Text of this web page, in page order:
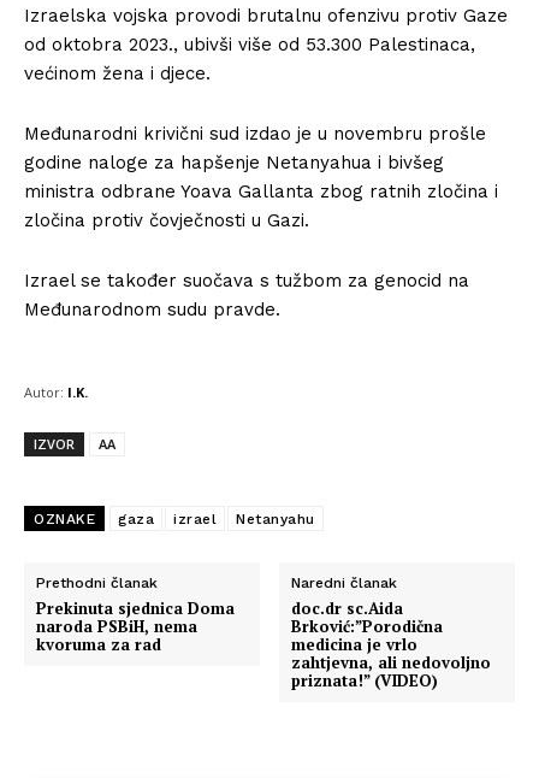
Izraelska vojska provodi brutalnu ofenzivu protiv Gaze
od oktobra 2023., ubivši više od 53.300 Palestinaca,
većinom žena i djece.
Međunarodni krivični sud izdao je u novembru prošle
godine naloge za hapšenje Netanyahua i bivšeg
ministra odbrane Yoava Gallanta zbog ratnih zločina i
zločina protiv čovječnosti u Gazi.
Izrael se također suočava s tužbom za genocid na
Međunarodnom sudu pravde.
Autor: I.K.
IZVOR AA
OZNAKE gaza izrael Netanyahu
Prethodni članak
Prekinuta sjednica Doma
naroda PSBiH, nema
kvoruma za rad
Naredni članak
doc.dr sc.Aida
Brković:”Porodična
medicina je vrlo
zahtjevna, ali nedovoljno
priznata!” (VIDEO)